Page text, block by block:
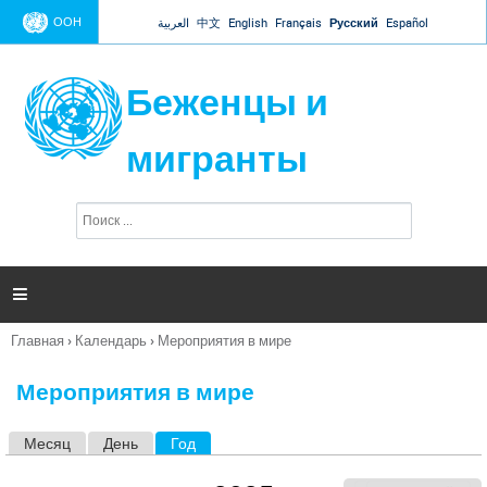
Jump to navigation
ООН العربية 中文 English Français Русский Español
Беженцы и
мигранты
п
и

Вы
Главная › Календарь › Мероприятия в мире
Мероприятия в мире
Месяц День Год